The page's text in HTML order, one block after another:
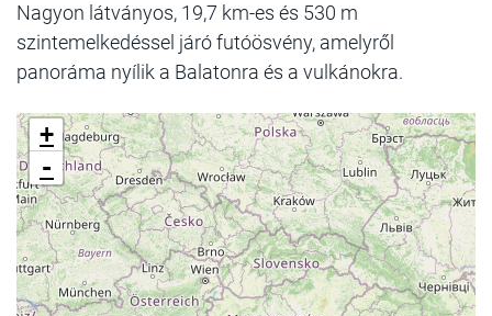
Nagyon látványos, 19,7 km-es és 530 m
szintemelkedéssel járó futóösvény, amelyről
panoráma nyílik a Balatonra és a vulkánokra.
+
-